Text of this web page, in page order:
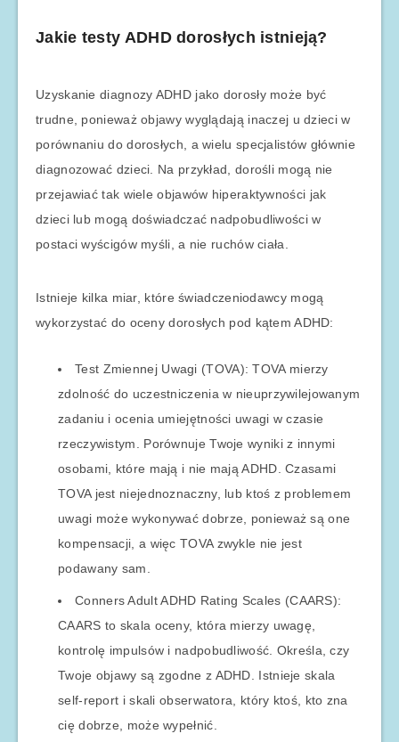
Jakie testy ADHD dorosłych istnieją?
Uzyskanie diagnozy ADHD jako dorosły może być
trudne, ponieważ objawy wyglądają inaczej u dzieci w
porównaniu do dorosłych, a wielu specjalistów głównie
diagnozować dzieci. Na przykład, dorośli mogą nie
przejawiać tak wiele objawów hiperaktywności jak
dzieci lub mogą doświadczać nadpobudliwości w
postaci wyścigów myśli, a nie ruchów ciała.
Istnieje kilka miar, które świadczeniodawcy mogą
wykorzystać do oceny dorosłych pod kątem ADHD:
Test Zmiennej Uwagi (TOVA): TOVA mierzy
zdolność do uczestniczenia w nieuprzywilejowanym
zadaniu i ocenia umiejętności uwagi w czasie
rzeczywistym. Porównuje Twoje wyniki z innymi
osobami, które mają i nie mają ADHD. Czasami
TOVA jest niejednoznaczny, lub ktoś z problemem
uwagi może wykonywać dobrze, ponieważ są one
kompensacji, a więc TOVA zwykle nie jest
podawany sam.
Conners Adult ADHD Rating Scales (CAARS):
CAARS to skala oceny, która mierzy uwagę,
kontrolę impulsów i nadpobudliwość. Określa, czy
Twoje objawy są zgodne z ADHD. Istnieje skala
self-report i skali obserwatora, który ktoś, kto zna
cię dobrze, może wypełnić.